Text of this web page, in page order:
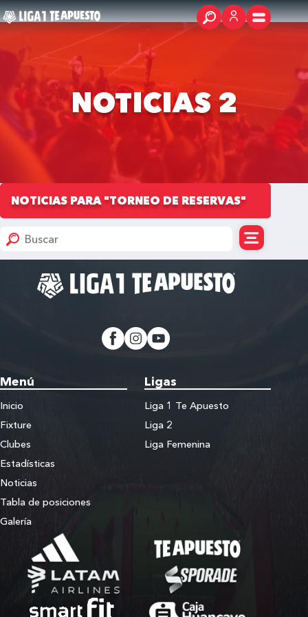
NOTICIAS 2
NOTICIAS PARA "TORNEO DE RESERVAS"
Menú
Inicio
Fixture
Clubes
Estadísticas
Noticias
Tabla de posiciones
Galería
Ligas
Liga 1 Te Apuesto
Liga 2
Liga Femenina